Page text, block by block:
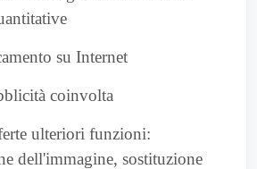
su Internet
coinvolta
ulteriori funzioni:
dell'immagine, sostituzione